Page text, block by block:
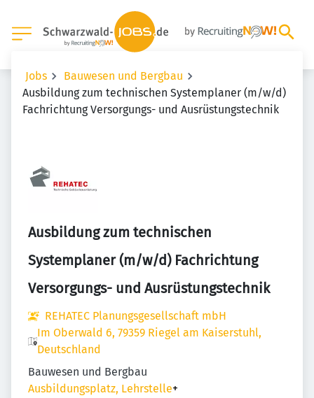
Jobs
Bauwesen und Bergbau
Ausbildung zum technischen Systemplaner (m/w/d)
Fachrichtung Versorgungs- und Ausrüstungstechnik
Ausbildung zum technischen
Systemplaner (m/w/d) Fachrichtung
Versorgungs- und Ausrüstungstechnik
REHATEC Planungsgesellschaft mbH
Im Oberwald 6, 79359 Riegel am Kaiserstuhl,
Deutschland
Bauwesen und Bergbau
Ausbildungsplatz, Lehrstelle+